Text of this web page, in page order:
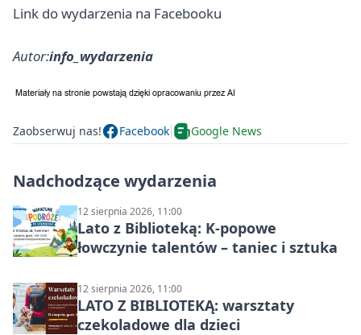
Link do wydarzenia na Facebooku
Autor:info_wydarzenia
Zaobserwuj nas! Facebook Google News
Nadchodzące wydarzenia
12 sierpnia 2026, 11:00
Lato z Biblioteką: K-popowe
łowczynie talentów – taniec i sztuka
12 sierpnia 2026, 11:00
LATO Z BIBLIOTEKĄ: warsztaty
czekoladowe dla dzieci